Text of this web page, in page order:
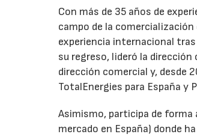
Con más de 35 años de
campo de la
experiencia internacional
su regreso, lideró la
dirección comercial y, desde
TotalEnergies para España y
Asimismo, participa de forma
mercado en España) donde